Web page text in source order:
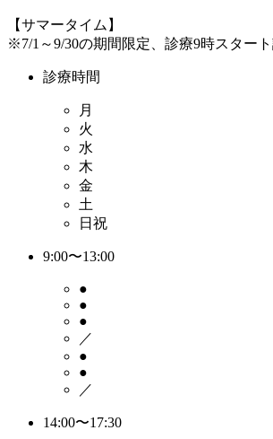
【サマータイム】
※7/1～9/30の期間限定、診療9時スター
診療時間
月
火
水
木
金
土
日祝
9:00〜13:00
●
●
●
／
●
●
／
14:00〜17:30